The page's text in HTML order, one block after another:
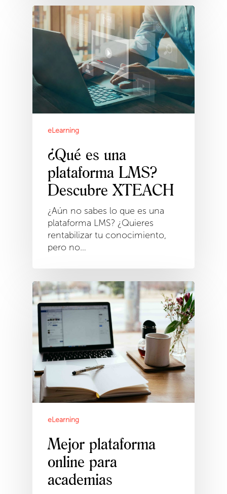
eLearning
¿Qué es una
plataforma LMS?
Descubre XTEACH
¿Aún no sabes lo que es una
plataforma LMS? ¿Quieres
rentabilizar tu conocimiento,
pero no…
eLearning
Mejor plataforma
online para
academias